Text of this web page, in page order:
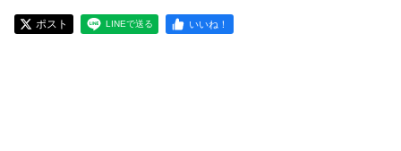
ポスト LINEで送る いいね！